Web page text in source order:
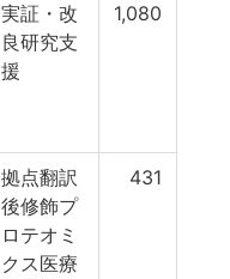
実証・改
良研究支
援
1,080
拠点翻訳
後修飾プ
ロテオミ
クス医療
431